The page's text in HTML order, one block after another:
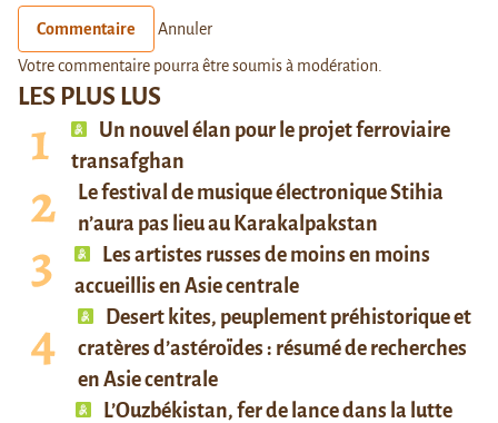
LES PLUS LUS
Un nouvel élan pour le projet ferroviaire
transafghan
Le festival de musique électronique Stihia
n’aura pas lieu au Karakalpakstan
Les artistes russes de moins en moins
accueillis en Asie centrale
Desert kites, peuplement préhistorique et
cratères d’astéroïdes : résumé de recherches
en Asie centrale
L’Ouzbékistan, fer de lance dans la lutte
Commentaire Annuler
Votre commentaire pourra être soumis à modération.